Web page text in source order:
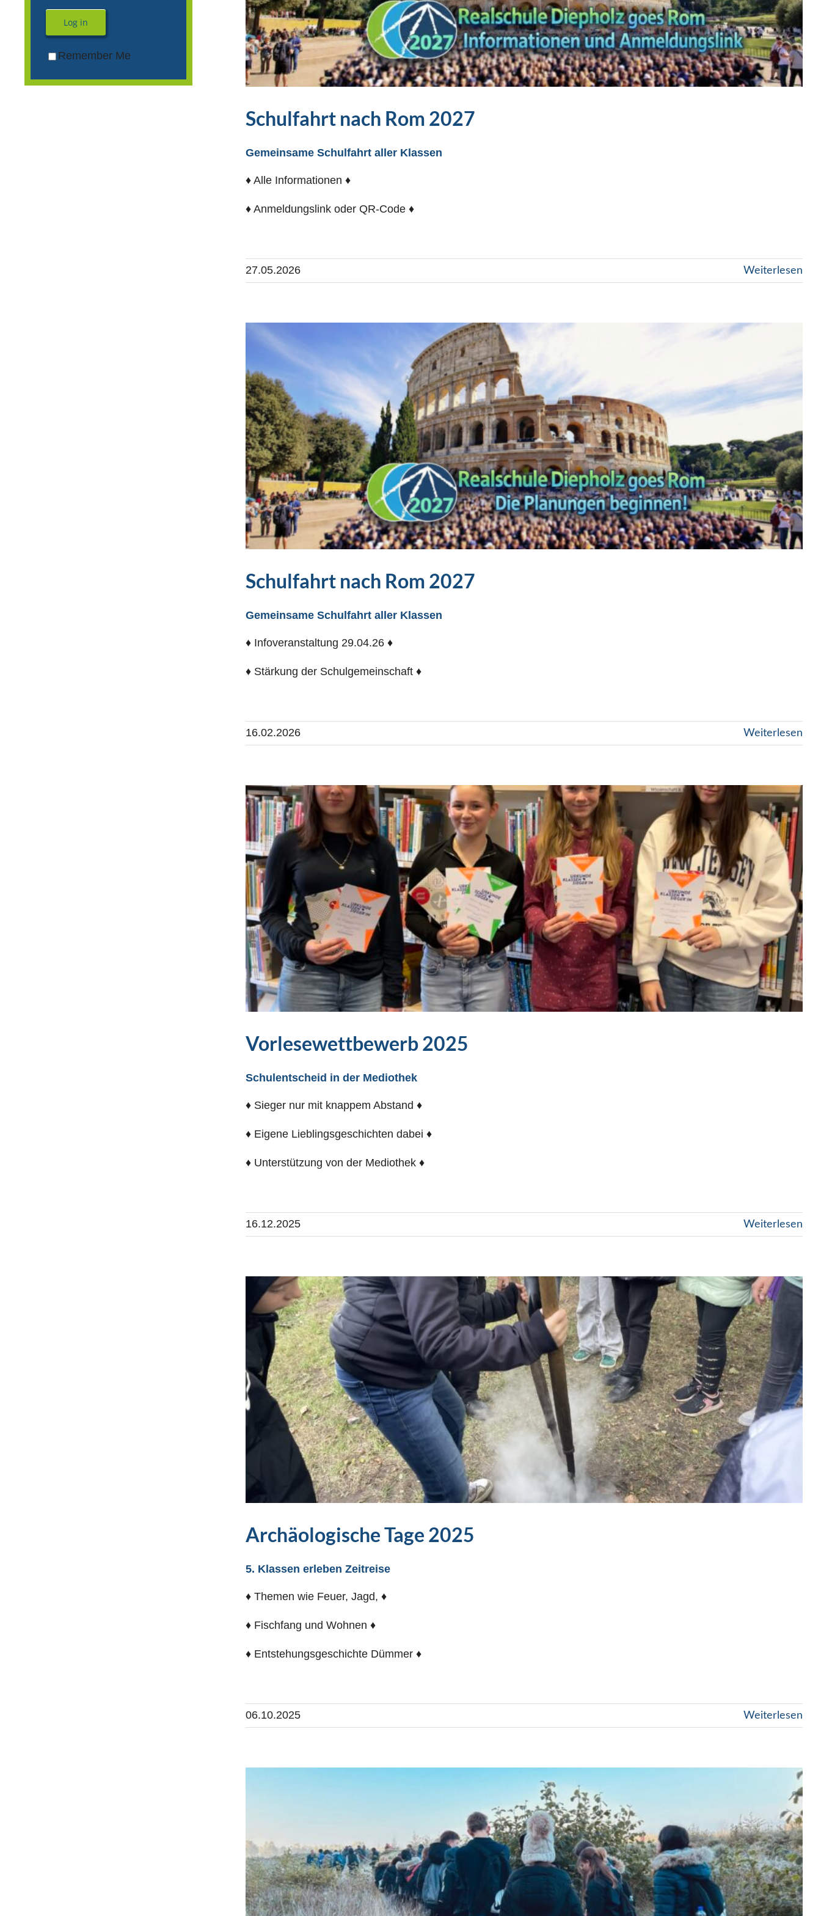
Schulfahrt nach Rom 2027
Gemeinsame Schulfahrt aller Klassen
♦ Alle Informationen ♦
♦ Anmeldungslink oder QR-Code ♦
27.05.2026 Weiterlesen
Schulfahrt nach Rom 2027
Gemeinsame Schulfahrt aller Klassen
♦ Infoveranstaltung 29.04.26 ♦
♦ Stärkung der Schulgemeinschaft ♦
16.02.2026 Weiterlesen
Vorlesewettbewerb 2025
Schulentscheid in der Mediothek
♦ Sieger nur mit knappem Abstand ♦
♦ Eigene Lieblingsgeschichten dabei ♦
♦ Unterstützung von der Mediothek ♦
16.12.2025 Weiterlesen
Archäologische Tage 2025
5. Klassen erleben Zeitreise
♦ Themen wie Feuer, Jagd, ♦
♦ Fischfang und Wohnen ♦
♦ Entstehungsgeschichte Dümmer ♦
06.10.2025 Weiterlesen
Log in
Remember Me